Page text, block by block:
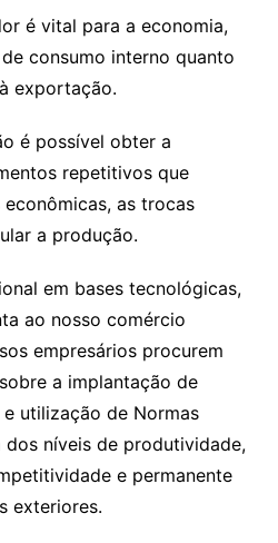
é vital para a economia,
consumo interno quanto
exportação.
é possível obter a
repetitivos que
as trocas
a produção.
em bases tecnológicas,
ao nosso comércio
empresários procurem
a implantação de
utilização de Normas
dos níveis de produtividade,
e permanente
exteriores.